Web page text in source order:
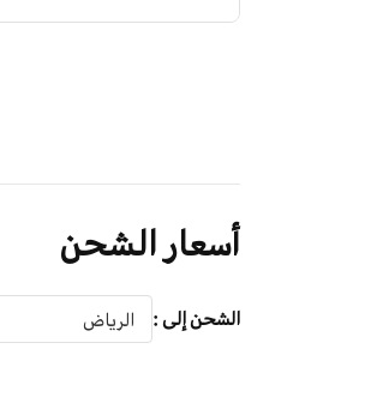
أسعار الشحن
الشحن إلى : الرياض